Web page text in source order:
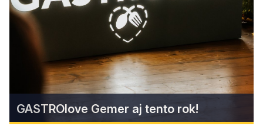
poklady z gemerskej hliny a umelecké drevené
GASTROlove Gemer aj tento rok!